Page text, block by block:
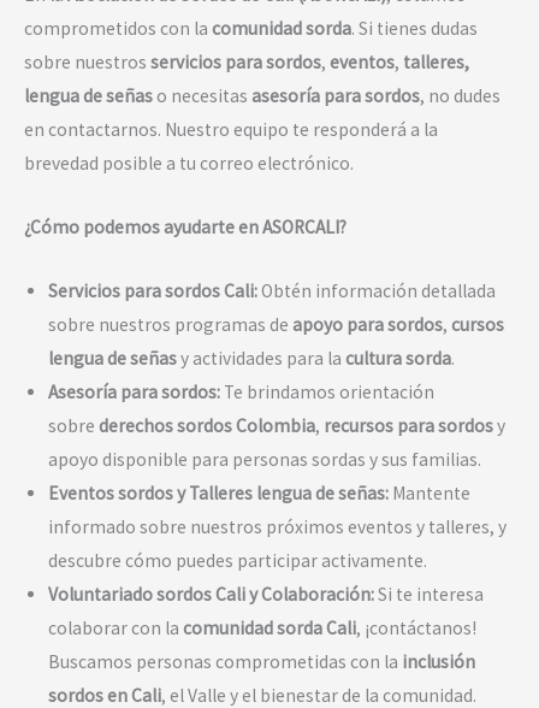
comprometidos con la comunidad sorda. Si tienes dudas
sobre nuestros servicios para sordos, eventos, talleres,
lengua de señas o necesitas asesoría para sordos, no dudes
en contactarnos. Nuestro equipo te responderá a la
brevedad posible a tu correo electrónico.
¿Cómo podemos ayudarte en ASORCALI?
Servicios para sordos Cali:Obtén información detallada
sobre nuestros programas de apoyo para sordos, cursos
lengua de señasy actividades para la cultura sorda.
Asesoría para sordos: Te brindamos orientación
sobre derechos sordos Colombia, recursos para sordosy
apoyo disponible para personas sordas y sus familias.
Eventos sordos y Talleres lengua de señas: Mantente
informado sobre nuestros próximos eventos y talleres, y
descubre cómo puedes participar activamente.
Voluntariado sordos Cali y Colaboración:Si te interesa
colaborar con la comunidad sorda Cali, ¡contáctanos!
Buscamos personas comprometidas con la inclusión
sordos en Cali, el Valle y el bienestar de la comunidad.